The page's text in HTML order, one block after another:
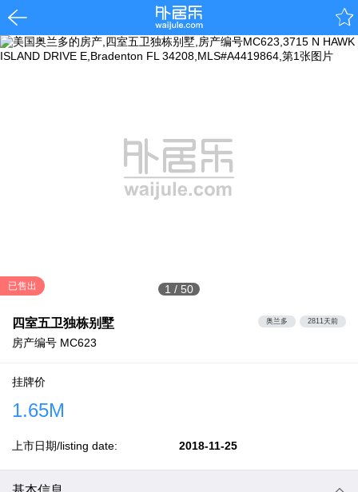
1 / 50
已售出
四室五卫独栋别墅
房产编号 MC623
奥兰多 2811天前
挂牌价
1.65M
上市日期/listing date: 2018-11-25